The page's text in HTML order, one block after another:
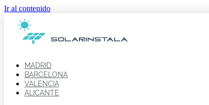
Ir al contenido
MADRID
BARCELONA
VALENCIA
ALICANTE